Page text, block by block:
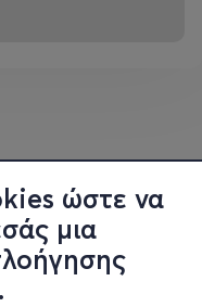
ώστε να
μια